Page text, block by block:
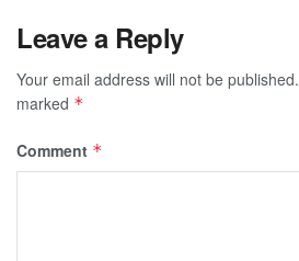
Leave a Reply
Your email address will not be published.
marked *
Comment *